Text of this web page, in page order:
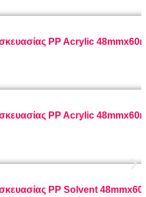
PP Acrylic
PP Acrylic
PP Solvent